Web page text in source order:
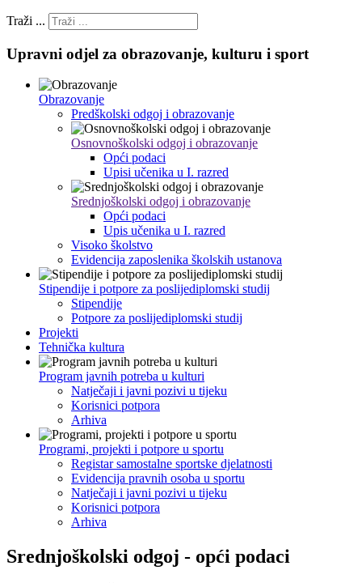
Traži ...
Upravni odjel za obrazovanje, kulturu i sport
Obrazovanje
Predškolski odgoj i obrazovanje
Osnovnoškolski odgoj i obrazovanje
Opći podaci
Upisi učenika u I. razred
Srednjoškolski odgoj i obrazovanje
Opći podaci
Upis učenika u I. razred
Visoko školstvo
Evidencija zaposlenika školskih ustanova
Stipendije i potpore za poslijediplomski studij
Stipendije
Potpore za poslijediplomski studij
Projekti
Tehnička kultura
Program javnih potreba u kulturi
Natječaji i javni pozivi u tijeku
Korisnici potpora
Arhiva
Programi, projekti i potpore u sportu
Registar samostalne sportske djelatnosti
Evidencija pravnih osoba u sportu
Natječaji i javni pozivi u tijeku
Korisnici potpora
Arhiva
Srednjoškolski odgoj - opći podaci